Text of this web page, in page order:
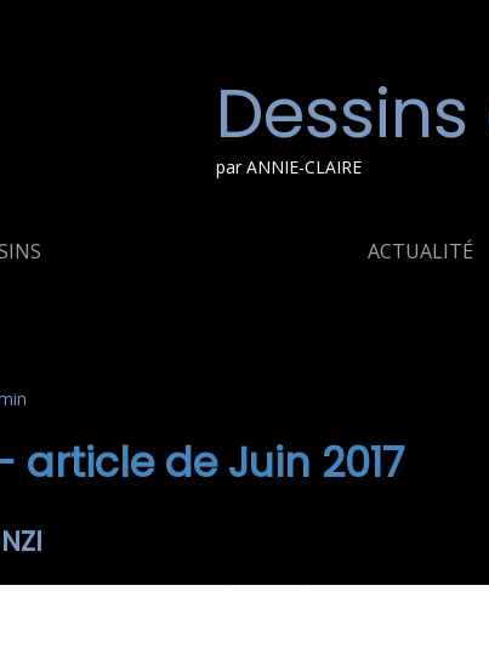
par ANNIE-CLAIRE
ACTUALITÉ
article de Juin 2017